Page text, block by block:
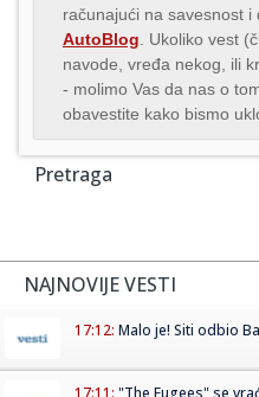
računajući na savesnost i
AutoBlog . Ukoliko vest
navode, vređa nekog, ili
- molimo Vas da nas o
obavestite kako bismo
Pretraga
NAJNOVIJE VESTI
17:12: Malo je! Siti odbio
17:11: "The Fugees" se